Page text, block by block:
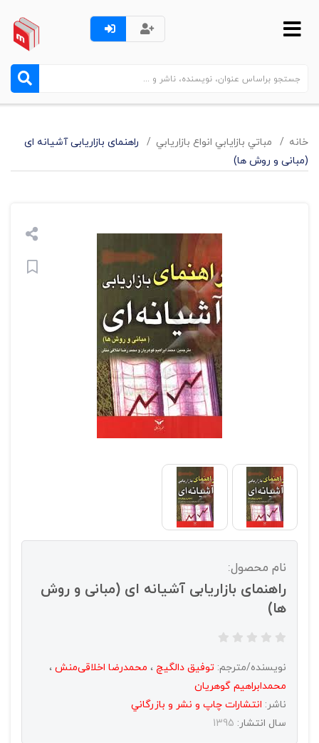
خانه مباتي بازايابي انواع بازاريابي
راهنمای بازاریابی آشیانه ای
(مبانی و روش ها)
نام محصول:
راهنمای بازاریابی آشیانه ای (مبانی و روش
ها)
نویسنده/مترجم: توفیق دالگیچ ، محمدرضا اخلاقی‌منش ،
محمدابراهیم گوهریان
ناشر: انتشارات چاپ و نشر و بازرگاني
سال انتشار: 1395